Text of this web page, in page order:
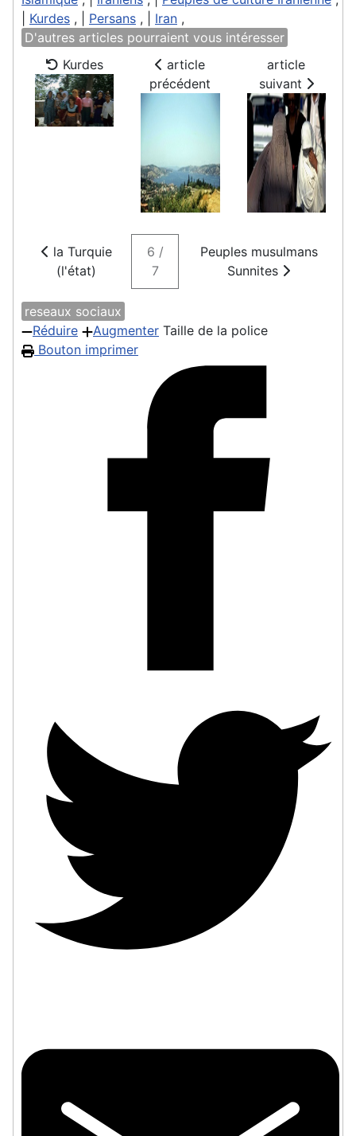
Kurdes , | Persans , | Iran ,
D'autres articles pourraient vous intéresser
Kurdes
article
précédent
article
suivant
la Turquie
(l'état)
6 /
7
Peuples musulmans
Sunnites
reseaux sociaux
Réduire
Augmenter Taille de la police
Bouton imprimer